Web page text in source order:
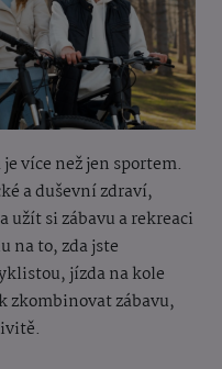
více než jen sportem.
a duševní zdraví,
užít si zábavu a rekreaci
na to, zda jste
jízda na kole
zkombinovat zábavu,